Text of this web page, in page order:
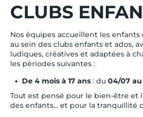
CLUBS
Nos équipes accueillent les enfants
au sein des clubs enfants et ados,
ludiques, créatives et adaptées à
les périodes suivantes :
De 4 mois à 17 ans : du 04/07 au
Tout est pensé pour le bien-être et
des enfants… et pour la tranquillité